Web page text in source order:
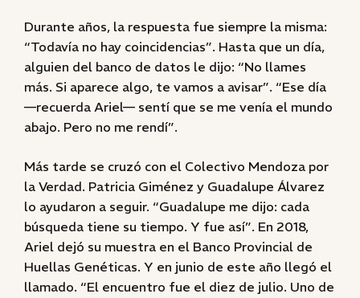
Durante años, la respuesta fue siempre la misma:
“Todavía no hay coincidencias”. Hasta que un día,
alguien del banco de datos le dijo: “No llames
más. Si aparece algo, te vamos a avisar”. “Ese día
—recuerda Ariel— sentí que se me venía el mundo
abajo. Pero no me rendí”.
Más tarde se cruzó con el Colectivo Mendoza por
la Verdad. Patricia Giménez y Guadalupe Álvarez
lo ayudaron a seguir. “Guadalupe me dijo: cada
búsqueda tiene su tiempo. Y fue así”. En 2018,
Ariel dejó su muestra en el Banco Provincial de
Huellas Genéticas. Y en junio de este año llegó el
llamado. “El encuentro fue el diez de julio. Uno de